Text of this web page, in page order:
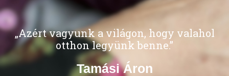
„Azért vagyunk a világon, hogy valahol
otthon legyünk benne.”
Tamási Áron